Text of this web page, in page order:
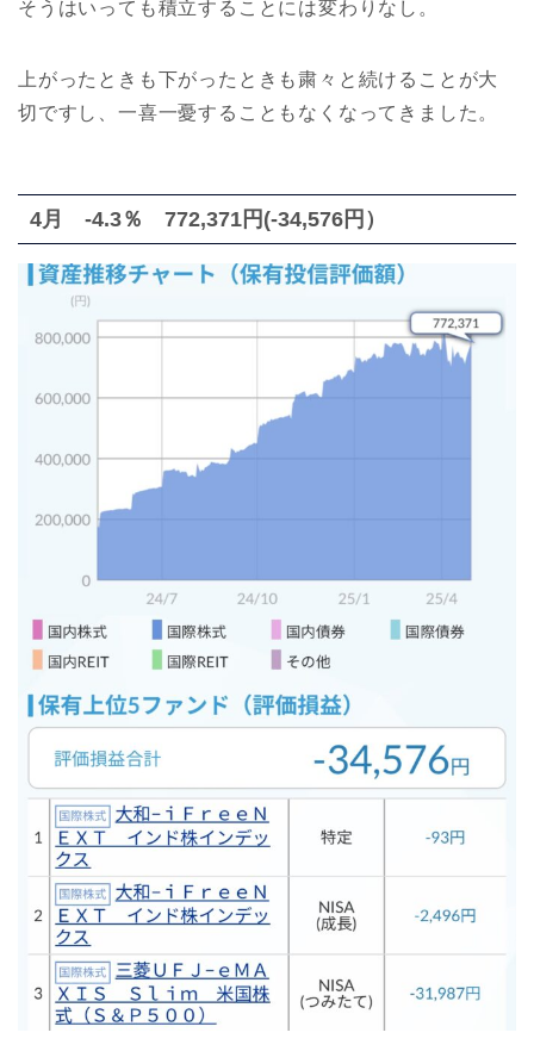
そうはいっても積立することには変わりなし。
上がったときも下がったときも粛々と続けることが大
切ですし、一喜一憂することもなくなってきました。
4月 -4.3％ 772,371円(-34,576円）